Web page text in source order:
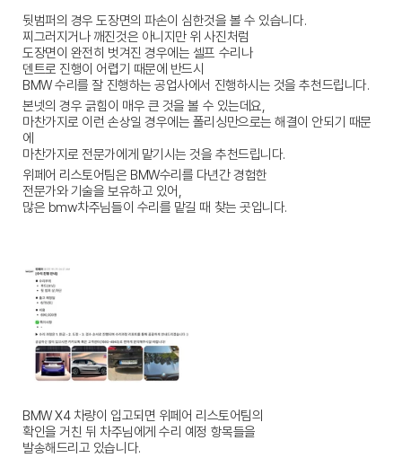
뒷범퍼의 경우 도장면의 파손이 심한것을 볼 수 있습니다.
찌그러지거나 깨진것은 아니지만 위 사진처럼
도장면이 완전히 벗겨진 경우에는 셀프 수리나
덴트로 진행이 어렵기 때문에 반드시
BMW 수리를 잘 진행하는 공업사에서 진행하시는 것을 추천드립니다.
본넷의 경우 긁힘이 매우 큰 것을 볼 수 있는데요,
마찬가지로 이런 손상일 경우에는 폴리싱만으로는 해결이 안되기 때문
에
마찬가지로 전문가에게 맡기시는 것을 추천드립니다.
위페어 리스토어팀은 BMW수리를 다년간 경험한
전문가와 기술을 보유하고 있어,
많은 bmw차주님들이 수리를 맡길 때 찾는 곳입니다.
BMW X4 차량이 입고되면 위페어 리스토어팀의
확인을 거친 뒤 차주님에게 수리 예정 항목들을
발송해드리고 있습니다.